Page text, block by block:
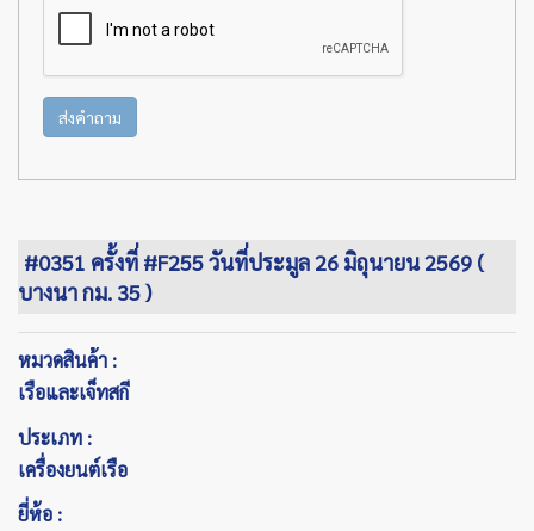
ส่งคำถาม
#0351 ครั้งที่ #F255 วันที่ประมูล 26 มิถุนายน 2569 (
บางนา กม. 35 )
หมวดสินค้า :
เรือและเจ็ทสกี
ประเภท :
เครื่องยนต์เรือ
ยี่ห้อ :